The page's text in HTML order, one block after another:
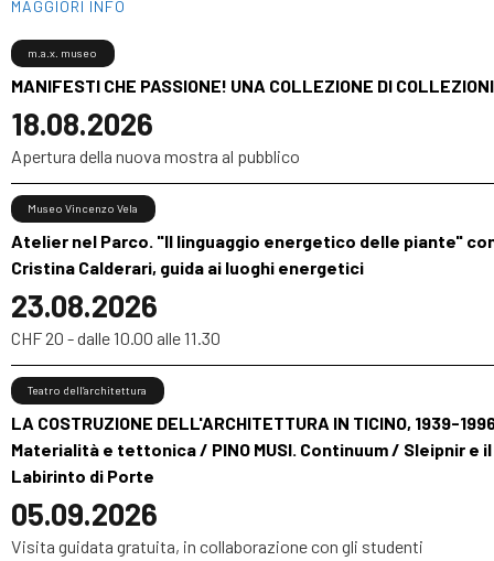
MAGGIORI INFO
MANIFESTI CHE PASSIONE! UNA COLLEZIONE DI COLLEZIONI
18.08.2026
m.a.x. museo
Apertura della nuova mostra al pubblico
Atelier nel Parco. "Il linguaggio energetico delle piante"
Cristina Calderari, guida ai luoghi energetici
23.08.2026
Museo Vincenzo Vela
CHF 20 - dalle 10.00 alle 11.30
LA COSTRUZIONE DELL'ARCHITETTURA IN TICINO, 1939-
Materialità e tettonica / PINO MUSI. Continuum / Sleipnir e il
Labirinto di Porte
05.09.2026
Teatro dell’architettura
Visita guidata gratuita, in collaborazione con gli studenti